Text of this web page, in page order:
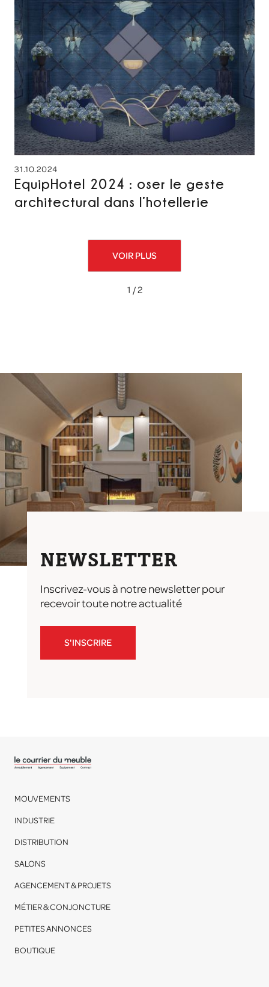
31.10.2024
EquipHotel 2024 : oser le geste
architectural dans l’hotellerie
VOIR PLUS
1 / 2
NEWSLETTER
Inscrivez-vous à notre newsletter pour
recevoir toute notre actualité
S'INSCRIRE
MOUVEMENTS
INDUSTRIE
DISTRIBUTION
SALONS
AGENCEMENT & PROJETS
MÉTIER & CONJONCTURE
PETITES ANNONCES
BOUTIQUE